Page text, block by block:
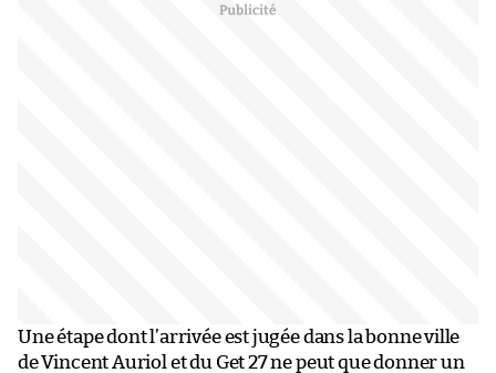
Une étape dont l’arrivée est jugée dans la bonne ville
de Vincent Auriol et du Get 27 ne peut que donner un